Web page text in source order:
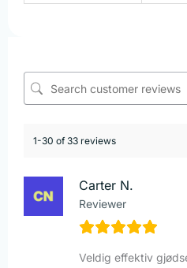
1-30 of 33 reviews
Carter N.
Reviewer
Veldig effektiv